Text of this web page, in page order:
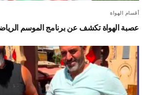
أقسام الهواة
عصبة الهواة تكشف عن برنامج الموسم